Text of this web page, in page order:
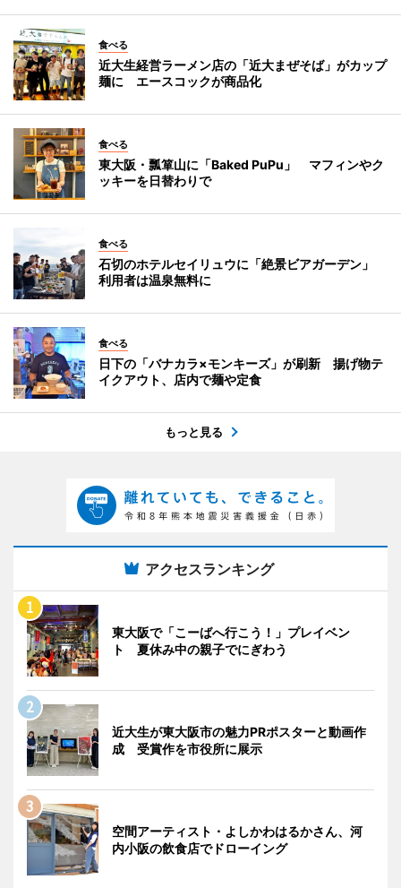
食べる
近大生経営ラーメン店の「近大まぜそば」がカップ
麺に エースコックが商品化
食べる
東大阪・瓢箪山に「Baked PuPu」 マフィンやク
ッキーを日替わりで
食べる
石切のホテルセイリュウに「絶景ビアガーデン」
利用者は温泉無料に
食べる
日下の「バナカラ×モンキーズ」が刷新 揚げ物テ
イクアウト、店内で麺や定食
もっと見る
アクセスランキング
東大阪で「こーばへ行こう！」プレイベン
ト 夏休み中の親子でにぎわう
近大生が東大阪市の魅力PRポスターと動画作
成 受賞作を市役所に展示
空間アーティスト・よしかわはるかさん、河
内小阪の飲食店でドローイング